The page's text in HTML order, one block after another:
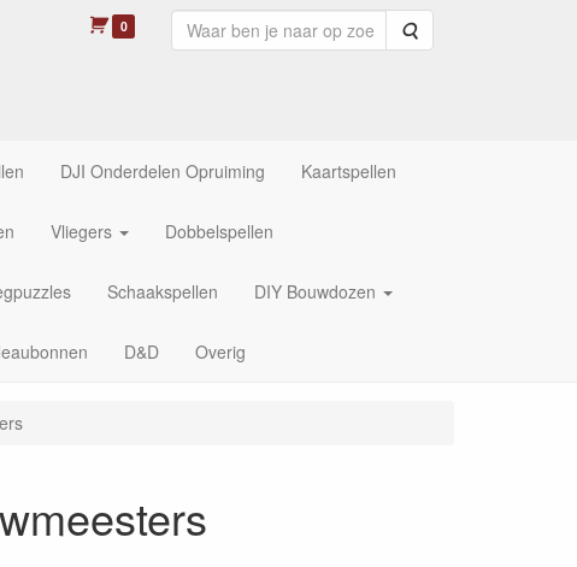
0 Zoeken
DJI Onderdelen Opruiming Kaartspellen
Vliegers Dobbelspellen
Schaakspellen DIY Bouwdozen
D&D Overig